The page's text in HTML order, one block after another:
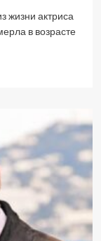
жизни актриса
в возрасте